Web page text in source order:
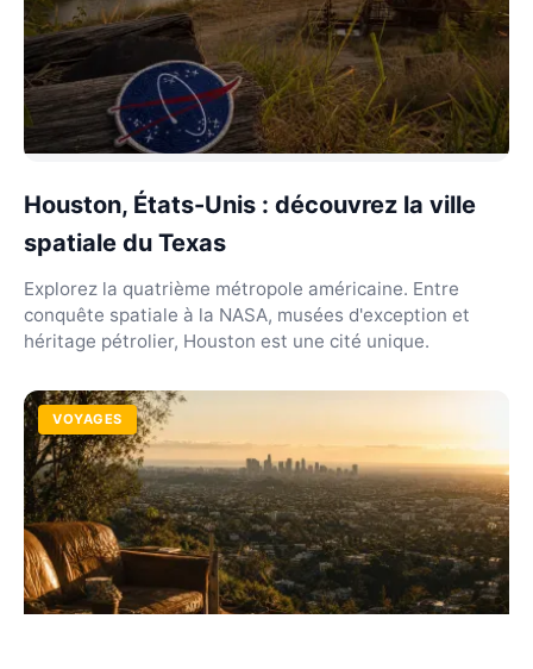
Houston, États-Unis : découvrez la ville
spatiale du Texas
Explorez la quatrième métropole américaine. Entre
conquête spatiale à la NASA, musées d'exception et
héritage pétrolier, Houston est une cité unique.
VOYAGES